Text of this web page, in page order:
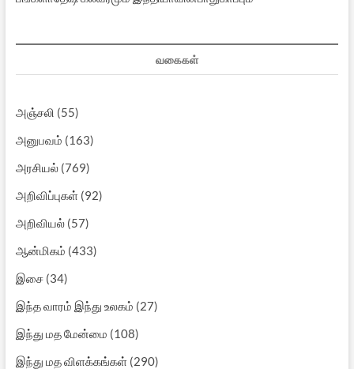
வகைகள்
அஞ்சலி (55)
அனுபவம் (163)
அரசியல்(769)
அறிவிப்புகள்(92)
அறிவியல்(57)
ஆன்மிகம் (433)
இசை(34)
இந்த வாரம் இந்து உலகம் (27)
இந்து மத மேன்மை (108)
இந்து மத விளக்கங்கள்(290)